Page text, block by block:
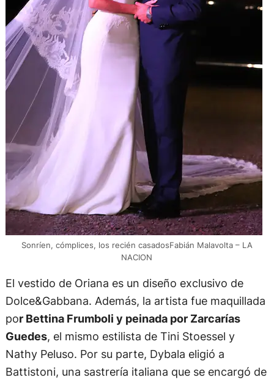
Sonríen, cómplices, los recién casadosFabián Malavolta – LA
NACION
El vestido de Oriana es un diseño exclusivo de
Dolce&Gabbana. Además, la artista fue maquillada
por Bettina Frumboli y peinada por Zarcarías
Guedes, el mismo estilista de Tini Stoessel y
Nathy Peluso. Por su parte, Dybala eligió a
Battistoni, una sastrería italiana que se encargó de